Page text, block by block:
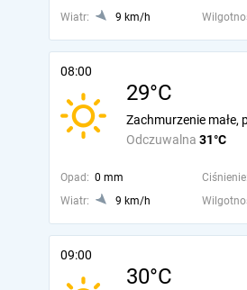
Wiatr: 9 km/h
08:00
29°C
Odczuwalna 31°C
Zachmurzenie małe,
Opad: 0 mm Ciśnienie:
Wiatr:
9 km/h
09:00
30°C